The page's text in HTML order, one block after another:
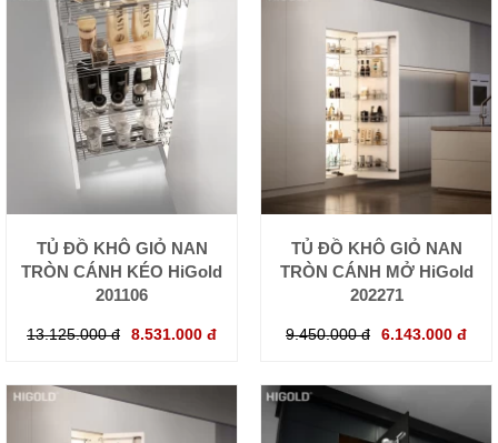
TỦ ĐỒ KHÔ GIỎ NAN
TRÒN CÁNH KÉO HiGold
201106
13.125.000 đ 8.531.000 đ
TỦ ĐỒ KHÔ GIỎ NAN
TRÒN CÁNH MỞ HiGold
202271
9.450.000 đ 6.143.000 đ